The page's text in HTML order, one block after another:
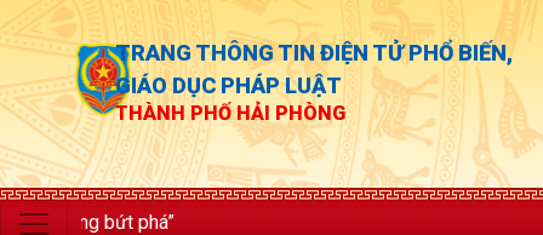
TRANG THÔNG TIN ĐIỆN TỬ PHỔ BIẾN,
GIÁO DỤC PHÁP LUẬT
THÀNH PHỐ HẢI PHÒNG
bứt phá”